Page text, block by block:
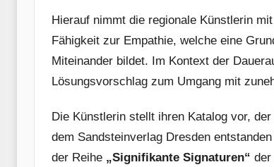
Hierauf nimmt die regionale Künstlerin
Fähigkeit zur Empathie, welche eine
Miteinander bildet. Im Kontext der
Lösungsvorschlag zum Umgang mit
Die Künstlerin stellt ihren Katalog vor,
dem Sandsteinverlag Dresden
der Reihe „Signifikante Signaturen“ der